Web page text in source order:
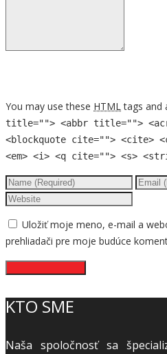
You may use these HTML tags and
title=""> <abbr title="">
<blockquote cite=""> <cite>
<em> <i> <q cite=""> <s>
Uložiť moje meno, e-mail a
prehliadači pre moje budúce
KTO SME
Naša spoločnosť sa